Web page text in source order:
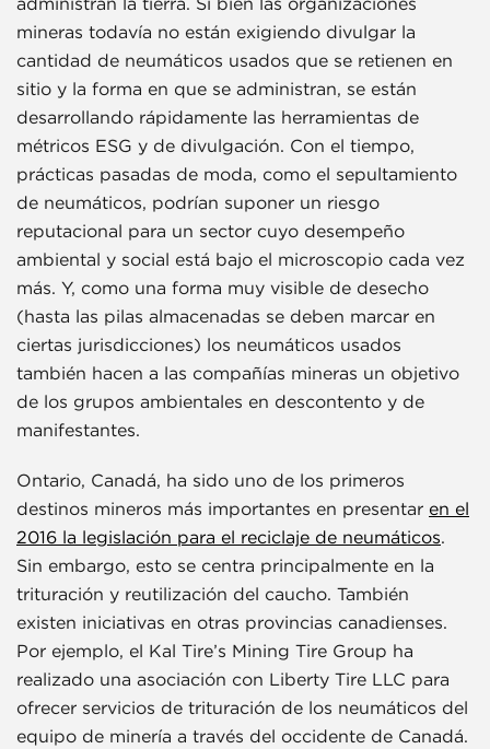
administran la tierra. Si bien las organizaciones
mineras todavía no están exigiendo divulgar la
cantidad de neumáticos usados que se retienen en
sitio y la forma en que se administran, se están
desarrollando rápidamente las herramientas de
métricos ESG y de divulgación. Con el tiempo,
prácticas pasadas de moda, como el sepultamiento
de neumáticos, podrían suponer un riesgo
reputacional para un sector cuyo desempeño
ambiental y social está bajo el microscopio cada vez
más. Y, como una forma muy visible de desecho
(hasta las pilas almacenadas se deben marcar en
ciertas jurisdicciones) los neumáticos usados
también hacen a las compañías mineras un objetivo
de los grupos ambientales en descontento y de
manifestantes.
Ontario, Canadá, ha sido uno de los primeros
destinos mineros más importantes en presentar en el
2016 la legislación para el reciclaje de neumáticos.
Sin embargo, esto se centra principalmente en la
trituración y reutilización del caucho. También
existen iniciativas en otras provincias canadienses.
Por ejemplo, el Kal Tire’s Mining Tire Group ha
realizado una asociación con Liberty Tire LLC para
ofrecer servicios de trituración de los neumáticos del
equipo de minería a través del occidente de Canadá.